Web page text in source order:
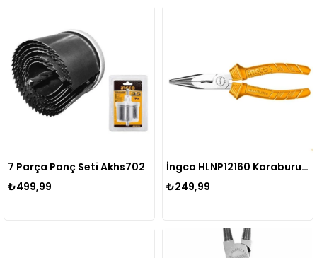
7 Parça Panç Seti Akhs702
₺499,99
İngco HLNP12160 Karaburun 160 mm
₺249,99